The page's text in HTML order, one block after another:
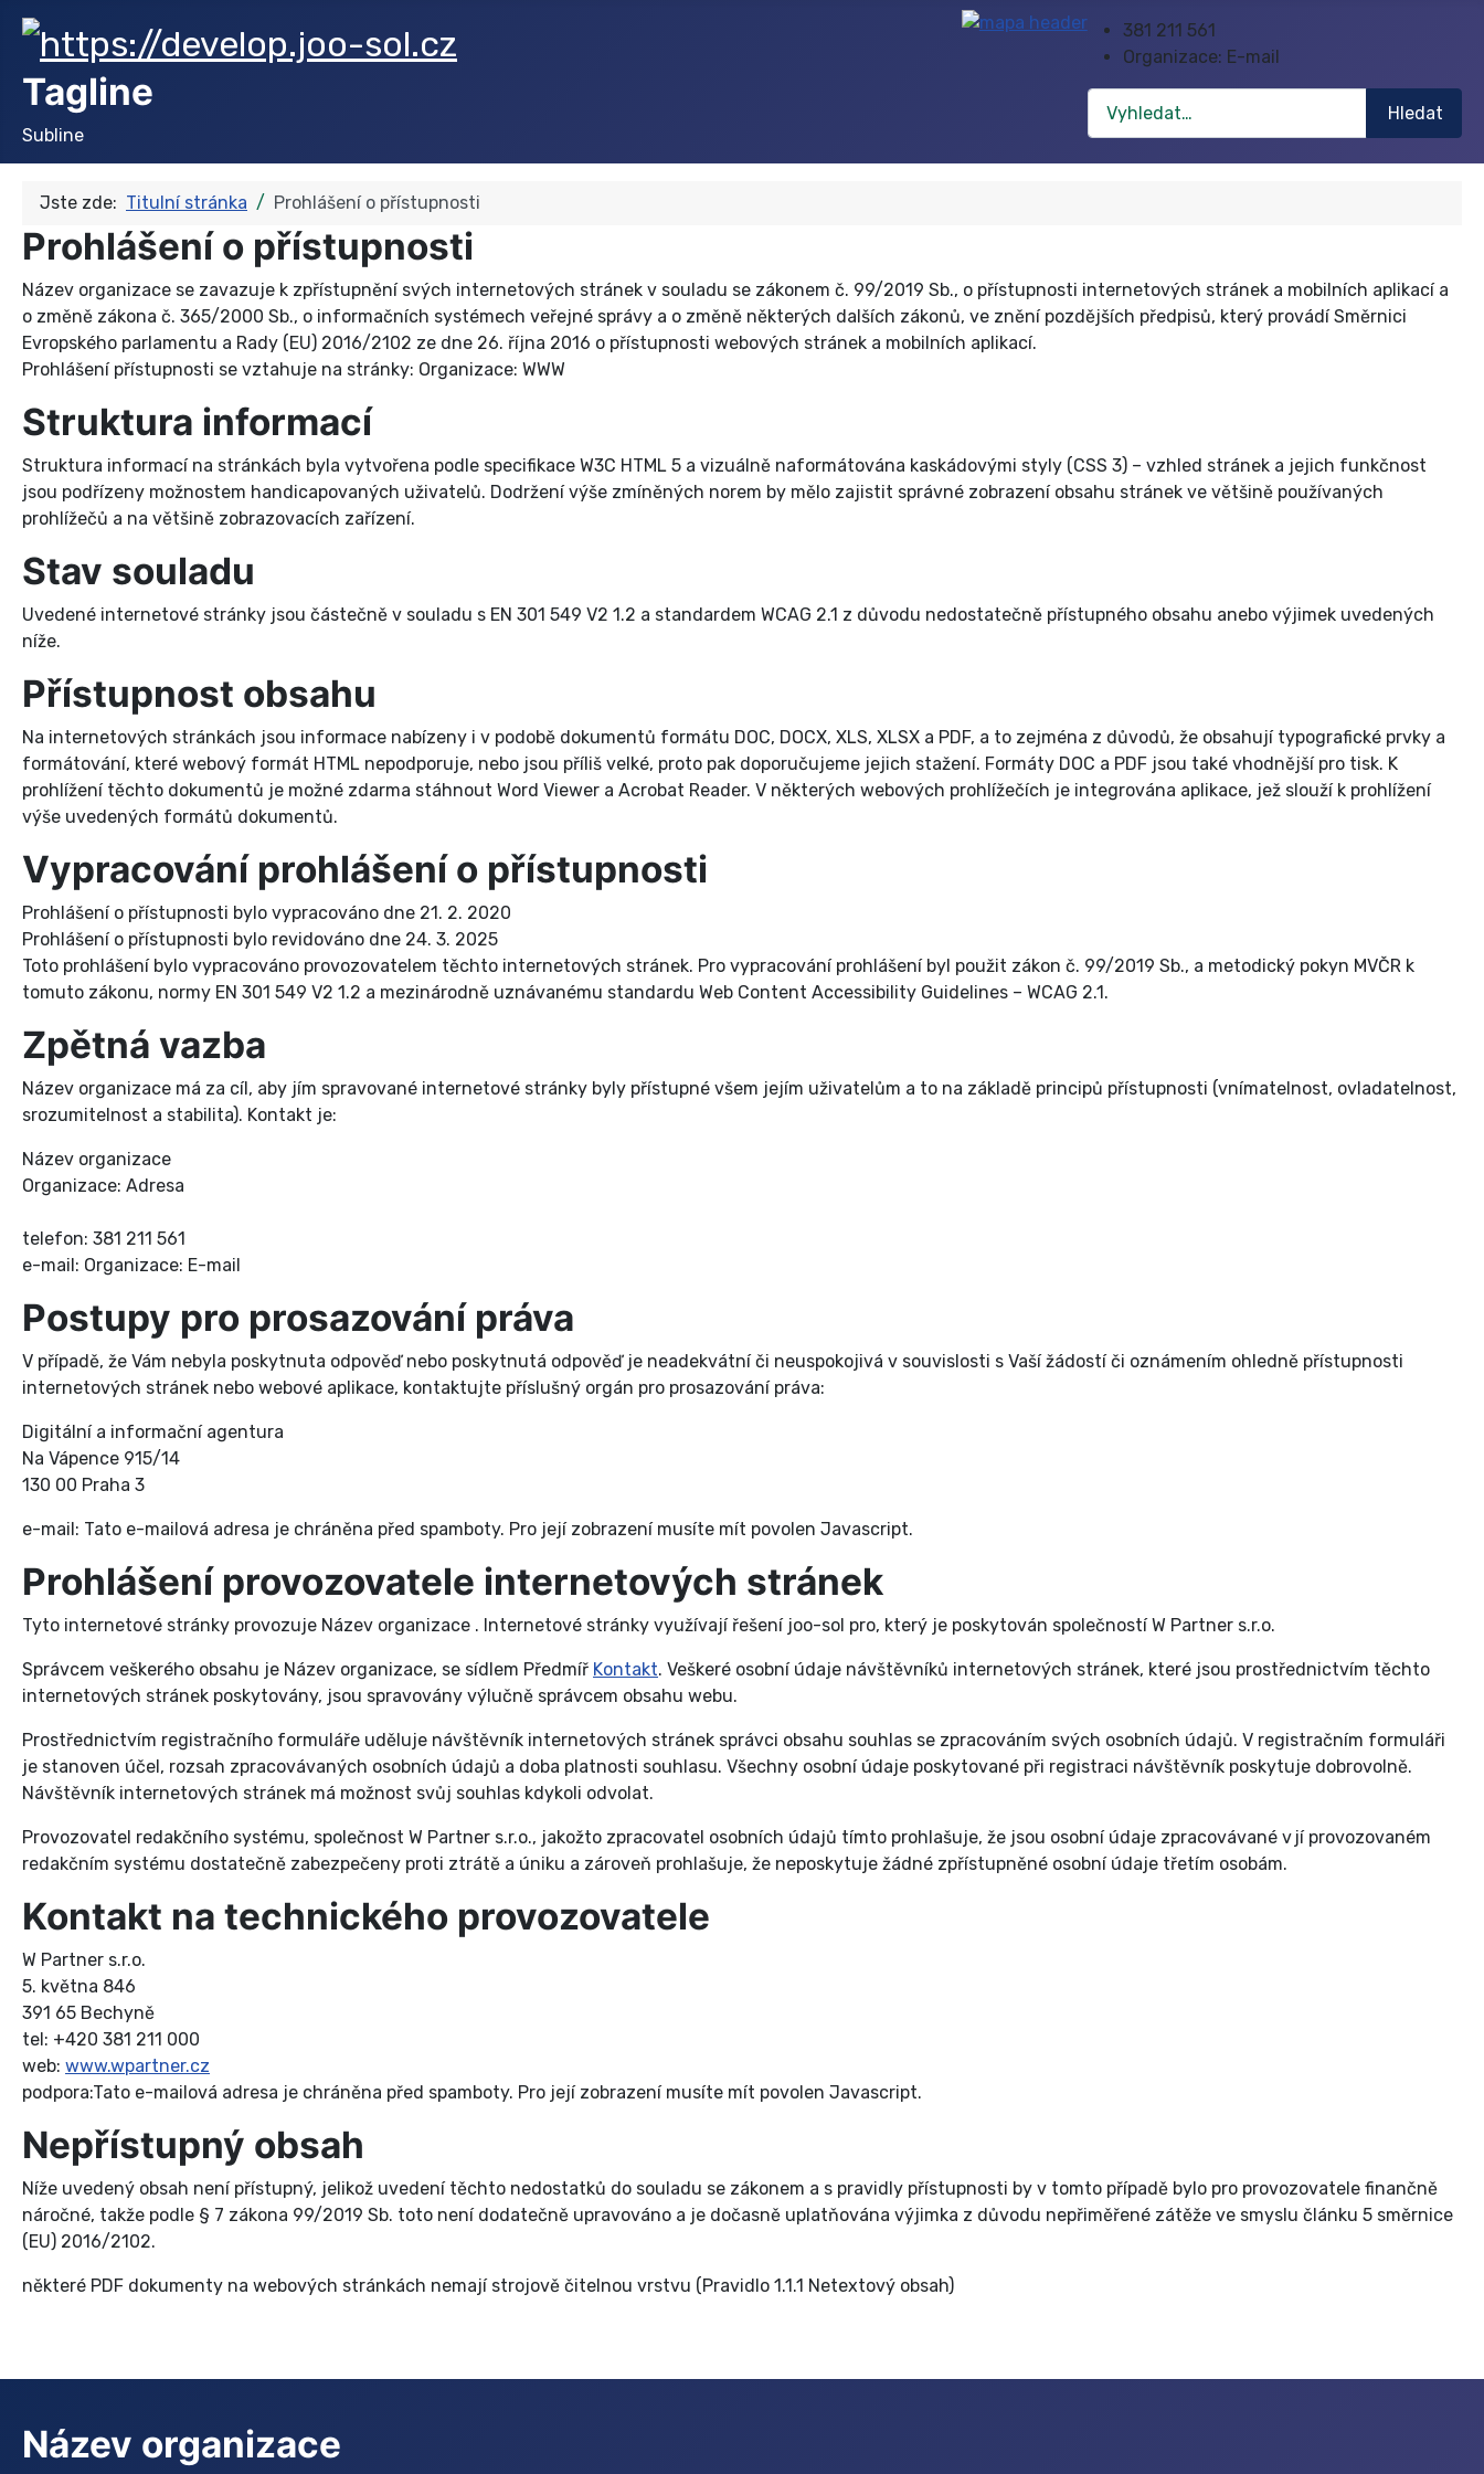
Tagline
Subline
381 211 561
Organizace: E-mail
Hledat
Hledat
Jste zde: Titulní stránka Prohlášení o přístupnosti
Prohlášení o přístupnosti
Název organizace se zavazuje k zpřístupnění svých internetových stránek v souladu se zákonem č. 99/2019 Sb., o přístupnosti internetových stránek a mobilních aplikací a
o změně zákona č. 365/2000 Sb., o informačních systémech veřejné správy a o změně některých dalších zákonů, ve znění pozdějších předpisů, který provádí Směrnici
Evropského parlamentu a Rady (EU) 2016/2102 ze dne 26. října 2016 o přístupnosti webových stránek a mobilních aplikací.
Prohlášení přístupnosti se vztahuje na stránky: Organizace: WWW
Struktura informací
Struktura informací na stránkách byla vytvořena podle specifikace W3C HTML 5 a vizuálně naformátována kaskádovými styly (CSS 3) – vzhled stránek a jejich funkčnost
jsou podřízeny možnostem handicapovaných uživatelů. Dodržení výše zmíněných norem by mělo zajistit správné zobrazení obsahu stránek ve většině používaných
prohlížečů a na většině zobrazovacích zařízení.
Stav souladu
Uvedené internetové stránky jsou částečně v souladu s EN 301 549 V2 1.2 a standardem WCAG 2.1 z důvodu nedostatečně přístupného obsahu anebo výjimek uvedených
níže.
Přístupnost obsahu
Na internetových stránkách jsou informace nabízeny i v podobě dokumentů formátu DOC, DOCX, XLS, XLSX a PDF, a to zejména z důvodů, že obsahují typografické prvky a
formátování, které webový formát HTML nepodporuje, nebo jsou příliš velké, proto pak doporučujeme jejich stažení. Formáty DOC a PDF jsou také vhodnější pro tisk. K
prohlížení těchto dokumentů je možné zdarma stáhnout Word Viewer a Acrobat Reader. V některých webových prohlížečích je integrována aplikace, jež slouží k prohlížení
výše uvedených formátů dokumentů.
Vypracování prohlášení o přístupnosti
Prohlášení o přístupnosti bylo vypracováno dne 21. 2. 2020
Prohlášení o přístupnosti bylo revidováno dne 24. 3. 2025
Toto prohlášení bylo vypracováno provozovatelem těchto internetových stránek. Pro vypracování prohlášení byl použit zákon č. 99/2019 Sb., a metodický pokyn MVČR k
tomuto zákonu, normy EN 301 549 V2 1.2 a mezinárodně uznávanému standardu Web Content Accessibility Guidelines – WCAG 2.1.
Zpětná vazba
Název organizace má za cíl, aby jím spravované internetové stránky byly přístupné všem jejím uživatelům a to na základě principů přístupnosti (vnímatelnost, ovladatelnost,
srozumitelnost a stabilita). Kontakt je:
Název organizace
Organizace: Adresa
telefon: 381 211 561
e-mail: Organizace: E-mail
Postupy pro prosazování práva
V případě, že Vám nebyla poskytnuta odpověď nebo poskytnutá odpověď je neadekvátní či neuspokojivá v souvislosti s Vaší žádostí či oznámením ohledně přístupnosti
internetových stránek nebo webové aplikace, kontaktujte příslušný orgán pro prosazování práva:
Digitální a informační agentura
Na Vápence 915/14
130 00 Praha 3
e-mail: Tato e-mailová adresa je chráněna před spamboty. Pro její zobrazení musíte mít povolen Javascript.
Prohlášení provozovatele internetových stránek
Tyto internetové stránky provozuje Název organizace . Internetové stránky využívají řešení joo-sol pro, který je poskytován společností W Partner s.r.o.
Správcem veškerého obsahu je Název organizace, se sídlem Předmíř Kontakt. Veškeré osobní údaje návštěvníků internetových stránek, které jsou prostřednictvím těchto
internetových stránek poskytovány, jsou spravovány výlučně správcem obsahu webu.
Prostřednictvím registračního formuláře uděluje návštěvník internetových stránek správci obsahu souhlas se zpracováním svých osobních údajů. V registračním formuláři
je stanoven účel, rozsah zpracovávaných osobních údajů a doba platnosti souhlasu. Všechny osobní údaje poskytované při registraci návštěvník poskytuje dobrovolně.
Návštěvník internetových stránek má možnost svůj souhlas kdykoli odvolat.
Provozovatel redakčního systému, společnost W Partner s.r.o., jakožto zpracovatel osobních údajů tímto prohlašuje, že jsou osobní údaje zpracovávané v jí provozovaném
redakčním systému dostatečně zabezpečeny proti ztrátě a úniku a zároveň prohlašuje, že neposkytuje žádné zpřístupněné osobní údaje třetím osobám.
Kontakt na technického provozovatele
W Partner s.r.o.
5. května 846
391 65 Bechyně
tel: +420 381 211 000
web: www.wpartner.cz
podpora:Tato e-mailová adresa je chráněna před spamboty. Pro její zobrazení musíte mít povolen Javascript.
Nepřístupný obsah
Níže uvedený obsah není přístupný, jelikož uvedení těchto nedostatků do souladu se zákonem a s pravidly přístupnosti by v tomto případě bylo pro provozovatele finančně
náročné, takže podle § 7 zákona 99/2019 Sb. toto není dodatečně upravováno a je dočasně uplatňována výjimka z důvodu nepřiměřené zátěže ve smyslu článku 5 směrnice
(EU) 2016/2102.
některé PDF dokumenty na webových stránkách nemají strojově čitelnou vrstvu (Pravidlo 1.1.1 Netextový obsah)
Název organizace